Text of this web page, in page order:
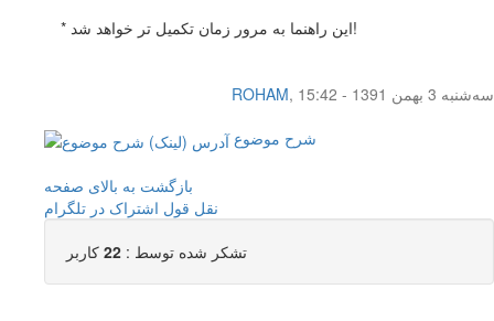
* این راهنما به مرور زمان تکمیل تر خواهد شد!
ROHAM,
سه‌شنبه 3 بهمن 1391 - 15:42
شرح موضوع
بازگشت به بالای صفحه
نقل قول اشتراک در تلگرام
تشکر شده توسط : 22 کاربر